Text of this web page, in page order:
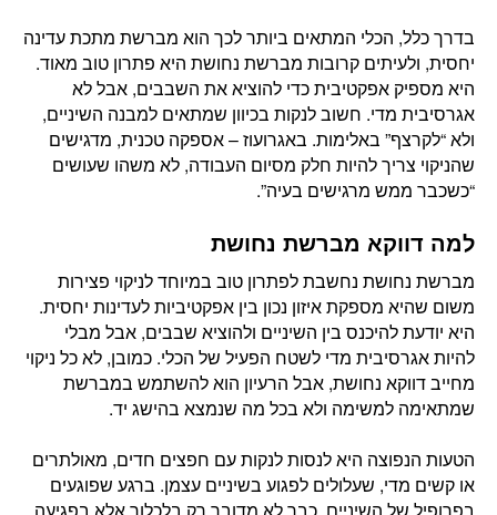
בדרך כלל, הכלי המתאים ביותר לכך הוא מברשת מתכת עדינה
יחסית, ולעיתים קרובות מברשת נחושת היא פתרון טוב מאוד.
היא מספיק אפקטיבית כדי להוציא את השבבים, אבל לא
אגרסיבית מדי. חשוב לנקות בכיוון שמתאים למבנה השיניים,
ולא “לקרצף” באלימות. באגרועוז – אספקה טכנית, מדגישים
שהניקוי צריך להיות חלק מסיום העבודה, לא משהו שעושים
“כשכבר ממש מרגישים בעיה”.
למה דווקא מברשת נחושת
מברשת נחושת נחשבת לפתרון טוב במיוחד לניקוי פצירות
משום שהיא מספקת איזון נכון בין אפקטיביות לעדינות יחסית.
היא יודעת להיכנס בין השיניים ולהוציא שבבים, אבל מבלי
להיות אגרסיבית מדי לשטח הפעיל של הכלי. כמובן, לא כל ניקוי
מחייב דווקא נחושת, אבל הרעיון הוא להשתמש במברשת
שמתאימה למשימה ולא בכל מה שנמצא בהישג יד.
הטעות הנפוצה היא לנסות לנקות עם חפצים חדים, מאולתרים
או קשים מדי, שעלולים לפגוע בשיניים עצמן. ברגע שפוגעים
בפרופיל של השיניים, כבר לא מדובר רק בלכלוך אלא בפגיעה